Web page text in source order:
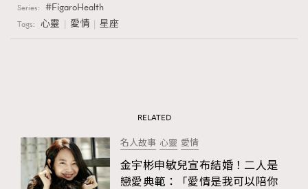
Series: FigaroHealth
Tags: 心靈 愛情 星座
RELATED
名人故事 心靈 愛情
金宇彬申敏兒宣布結婚！二人是
戀愛典範：「愛情是我可以陪你